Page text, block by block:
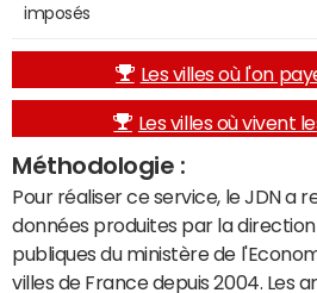
imposés
Les villes où l'on
Les villes où vivent
Méthodologie :
Pour réaliser ce service, le JDN a
données produites par la
publiques du ministère de
villes de France depuis 2004. Les